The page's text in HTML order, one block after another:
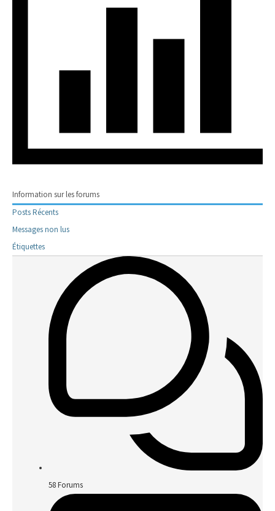
Information sur les forums
Posts Récents
Messages non lus
Étiquettes
58Forums